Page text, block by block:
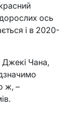
ось
і в 2020-
Джекі Чана,
ж, –